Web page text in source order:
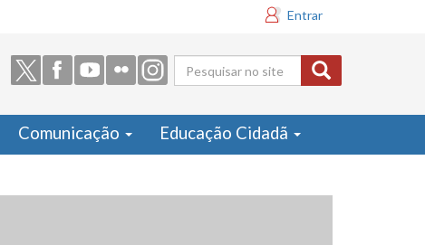
Entrar
Formulário
de busca
Comunicação Educação Cidadã